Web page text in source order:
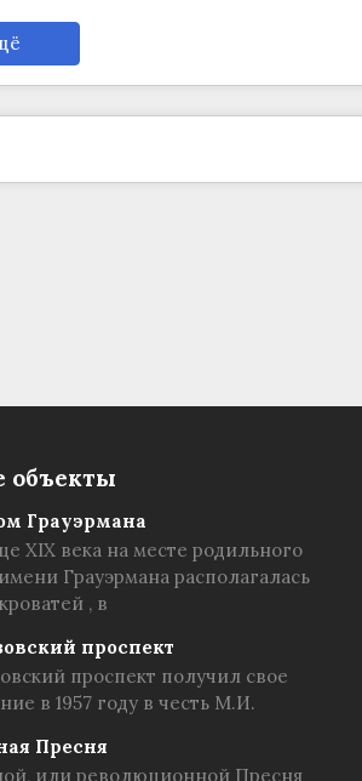
объекты
Грауэрмана
XIX века на месте родильного
Грауэрмана располагалась
, в
проспект
проспект получил свое
в 1957 году в честь М.И.
Пресня
или революционной Пресня